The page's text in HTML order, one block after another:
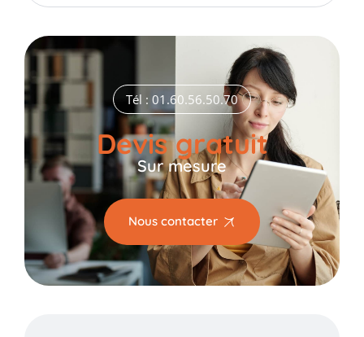
Tél : 01.60.56.50.70
Devis gratuit
Sur mesure
Nous contacter